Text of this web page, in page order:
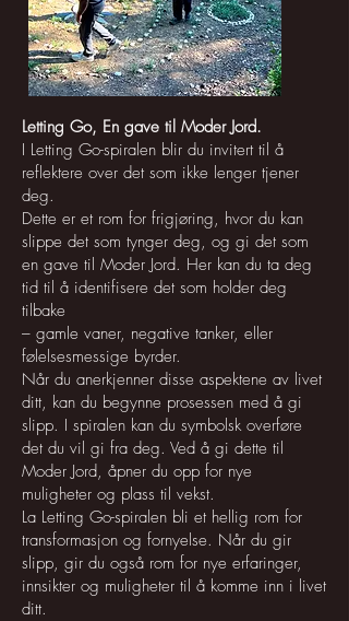
Letting Go, En gave til Moder Jord.
I Letting Go-spiralen blir du invitert til å
reflektere over det som ikke lenger tjener
deg.
Dette er et rom for frigjøring, hvor du kan
slippe det som tynger deg, og gi det som
en gave til Moder Jord. Her kan du ta deg
tid til å identifisere det som holder deg
tilbake
– gamle vaner, negative tanker, eller
følelsesmessige byrder.
Når du anerkjenner disse aspektene av livet
ditt, kan du begynne prosessen med å gi
slipp. I spiralen kan du symbolsk overføre
det du vil gi fra deg. Ved å gi dette til
Moder Jord, åpner du opp for nye
muligheter og plass til vekst.
La Letting Go-spiralen bli et hellig rom for
transformasjon og fornyelse. Når du gir
slipp, gir du også rom for nye erfaringer,
innsikter og muligheter til å komme inn i livet
ditt.